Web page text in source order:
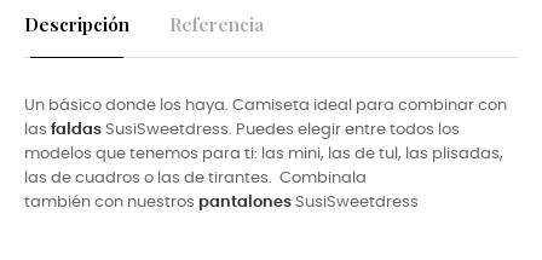
Descripción Referencia
Un básico donde los haya. Camiseta ideal para combinar con
las faldas SusiSweetdress. Puedes elegir entre todos los
modelos que tenemos para ti: las mini, las de tul, las plisadas,
las de cuadros o las de tirantes. Combinala
también con nuestros pantalones SusiSweetdress